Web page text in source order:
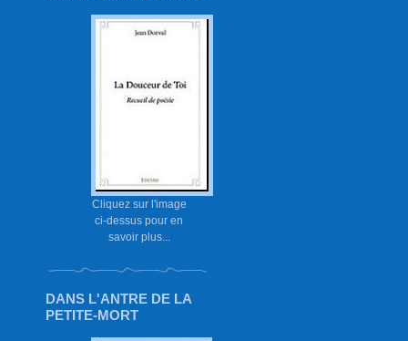
Cliquez sur l'image
ci-dessus pour en
savoir plus...
DANS L'ANTRE DE LA
PETITE-MORT